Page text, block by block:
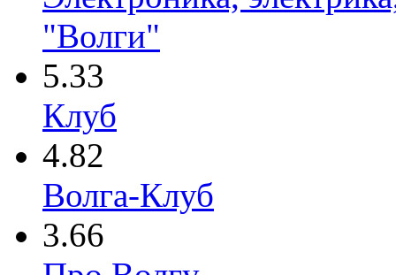
"Волги"
5.33
Клуб
4.82
Волга-Клуб
3.66